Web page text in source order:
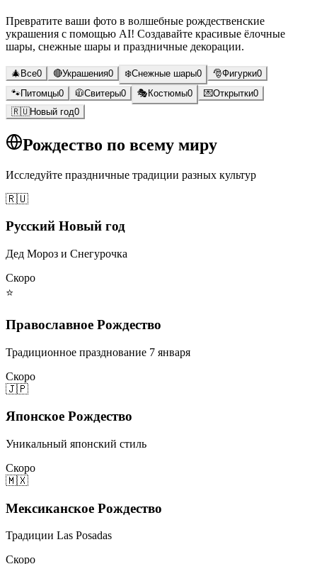
Превратите ваши фото в волшебные рождественские
украшения с помощью AI! Создавайте красивые ёлочные
шары, снежные шары и праздничные декорации.
🎄 Все0 🔴Украшения0 ❄️Снежные шары0 🎅Фигурки0
🐾Питомцы0 🧥Свитеры0 🎭 Костюмы0 💌Открытки0
🇷🇺Новый год0
Рождество по всему миру
Исследуйте праздничные традиции разных культур
🇷🇺
Русский Новый год
Дед Мороз и Снегурочка
Скоро
⭐
Православное Рождество
Традиционное празднование 7 января
Скоро
🇯🇵
Японское Рождество
Уникальный японский стиль
Скоро
🇲🇽
Мексиканское Рождество
Традиции Las Posadas
Скоро